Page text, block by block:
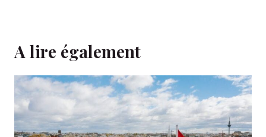
A lire également